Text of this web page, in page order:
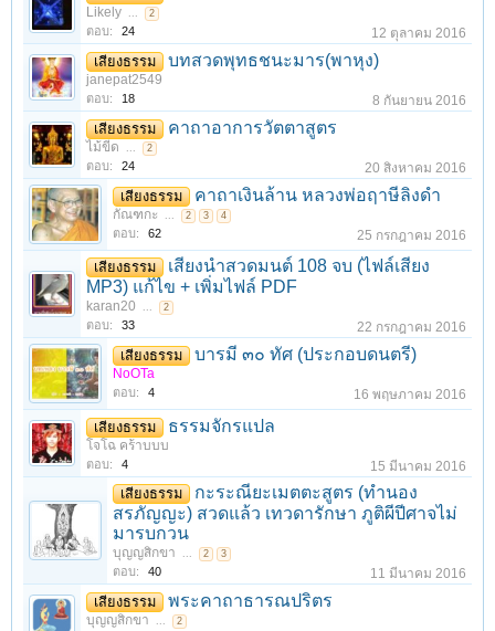
Likely ... 2
ตอบ: 24 12 ตุลาคม 2016
เสียงธรรม บทสวดพุทธชนะมาร(พาหุง)
janepat2549
ตอบ: 18 8 กันยายน 2016
เสียงธรรม คาถาอาการวัตตาสูตร
ไม้ขีด ... 2
ตอบ: 24 20 สิงหาคม 2016
เสียงธรรม คาถาเงินล้าน หลวงพ่อฤาษีลิงดำ
กัณฑกะ ... 2 3 4
ตอบ: 62 25 กรกฎาคม 2016
เสียงธรรม
เสียงนำสวดมนต์ 108 จบ (ไฟล์เสียง
MP3) แก้ไข + เพิ่มไฟล์ PDF
karan20 ... 2
ตอบ: 33 22 กรกฎาคม 2016
เสียงธรรม บารมี ๓๐ ทัศ (ประกอบดนตรี)
NoOTa
ตอบ: 4 16 พฤษภาคม 2016
เสียงธรรม ธรรมจักรแปล
โจโฉ คร้าบบบ
ตอบ: 4 15 มีนาคม 2016
เสียงธรรม
กะระณียะเมตตะสูตร (ทำนอง
สรภัญญะ) สวดแล้ว เทวดารักษา ภูติผีปีศาจไม่
มารบกวน
บุญญสิกขา ... 2 3
ตอบ: 40 11 มีนาคม 2016
เสียงธรรม พระคาถาธารณปริตร
บุญญสิกขา ... 2